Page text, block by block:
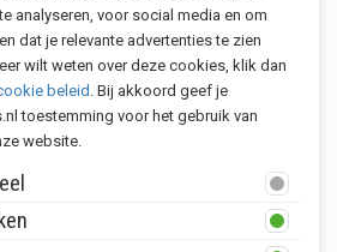
12:00 uur
|071 401 34 44
analyseren, voor social media en om
dat je relevante advertenties te zien
wilt weten over deze cookies, klik dan
beleid . Bij akkoord geef je
toestemming voor het gebruik van
website.